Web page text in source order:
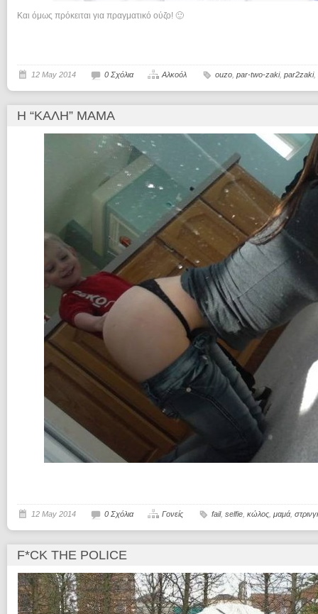
Και όμως πρόκειται για πραγματικό ούζο! 🙂
12 May 2014 0 Σχόλια Αλκοόλ ouzo par-two-zaki, par2zaki,
Η “ΚΑΛΉ” ΜΑΜΆ
12 May 2014 0 Σχόλια Γονείς fail, selfie κώλος μαμά,
F*CK THE POLICE